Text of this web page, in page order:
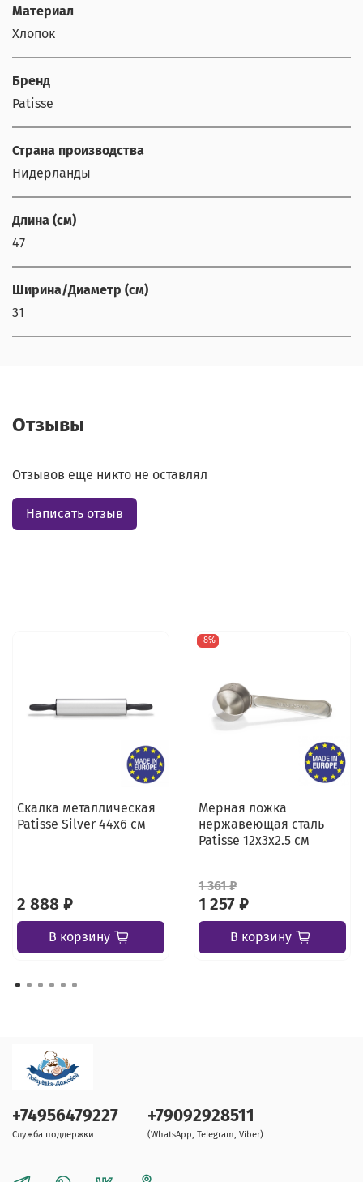
Материал
Хлопок
Бренд
Patisse
Страна производства
Нидерланды
Длина (см)
47
Ширина/Диаметр (см)
31
Отзывы
Отзывов еще никто не оставлял
Написать отзыв
Скалка металлическая
Patisse Silver 44х6 см
2 888 ₽
В корзину
-8%
Мерная ложка
нержавеющая сталь
Patisse 12х3x2.5 см
1 361 ₽
1 257 ₽
В корзину
+74956479227
Служба поддержки
+79092928511
(WhatsApp, Telegram, Viber)